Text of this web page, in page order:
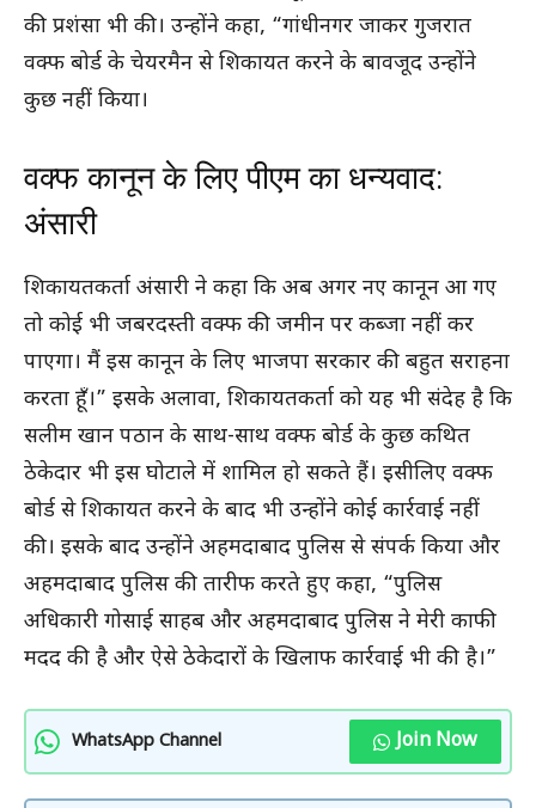
की प्रशंसा भी की। उन्होंने कहा, “गांधीनगर जाकर गुजरात
वक्फ बोर्ड के चेयरमैन से शिकायत करने के बावजूद उन्होंने
कुछ नहीं किया।
वक्फ कानून के लिए पीएम का धन्यवाद:
अंसारी
शिकायतकर्ता अंसारी ने कहा कि अब अगर नए कानून आ गए
तो कोई भी जबरदस्ती वक्फ की जमीन पर कब्जा नहीं कर
पाएगा। मैं इस कानून के लिए भाजपा सरकार की बहुत सराहना
करता हूँ।” इसके अलावा, शिकायतकर्ता को यह भी संदेह है कि
सलीम खान पठान के साथ-साथ वक्फ बोर्ड के कुछ कथित
ठेकेदार भी इस घोटाले में शामिल हो सकते हैं। इसीलिए वक्फ
बोर्ड से शिकायत करने के बाद भी उन्होंने कोई कार्रवाई नहीं
की। इसके बाद उन्होंने अहमदाबाद पुलिस से संपर्क किया और
अहमदाबाद पुलिस की तारीफ करते हुए कहा, “पुलिस
अधिकारी गोसाई साहब और अहमदाबाद पुलिस ने मेरी काफी
मदद की है और ऐसे ठेकेदारों के खिलाफ कार्रवाई भी की है।”
WhatsApp Channel Join Now